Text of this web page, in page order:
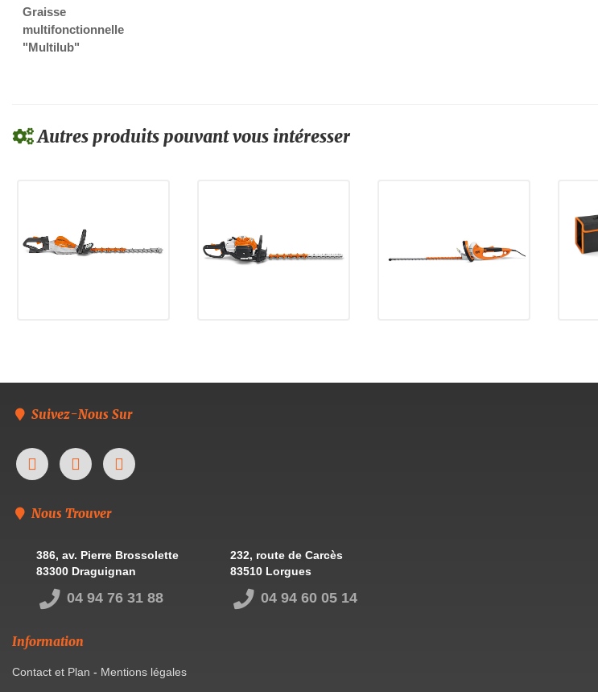
Graisse
multifonctionnelle
"Multilub"
Autres produits pouvant vous intéresser
Suivez-Nous Sur
Nous Trouver
386, av. Pierre Brossolette
83300 Draguignan
04 94 76 31 88
232, route de Carcès
83510 Lorgues
04 94 60 05 14
Information
Contact et Plan - Mentions légales